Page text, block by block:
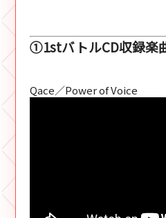
①1stバトルCD収録楽
Qace／Power of Voice